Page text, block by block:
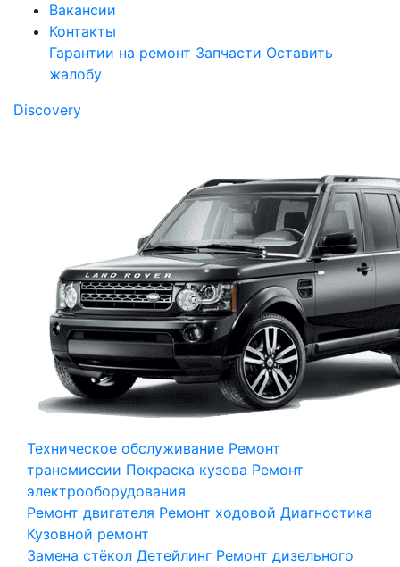
Вакансии
Контакты
Гарантии на ремонт Запчасти Оставить
жалобу
Discovery
Техническое обслуживание Ремонт
трансмиссии Покраска кузова Ремонт
электрооборудования
Ремонт двигателя Ремонт ходовой Диагностика
Кузовной ремонт
Замена стёкол Детейлинг Ремонт дизельного